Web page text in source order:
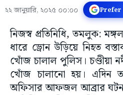
২২ জানুয়ারি, ২০২৫ ০০:০০ Prefer
নিজস্ব প্রতিনিধি, তমলুক:
ধারে ড্রোন উড়িয়ে নিহত
খোঁজ চালাল পুলিস। চণ্ডীয়া
খোঁজ চালানো হয়। এদিন
অফিসার আফজল আব্রার